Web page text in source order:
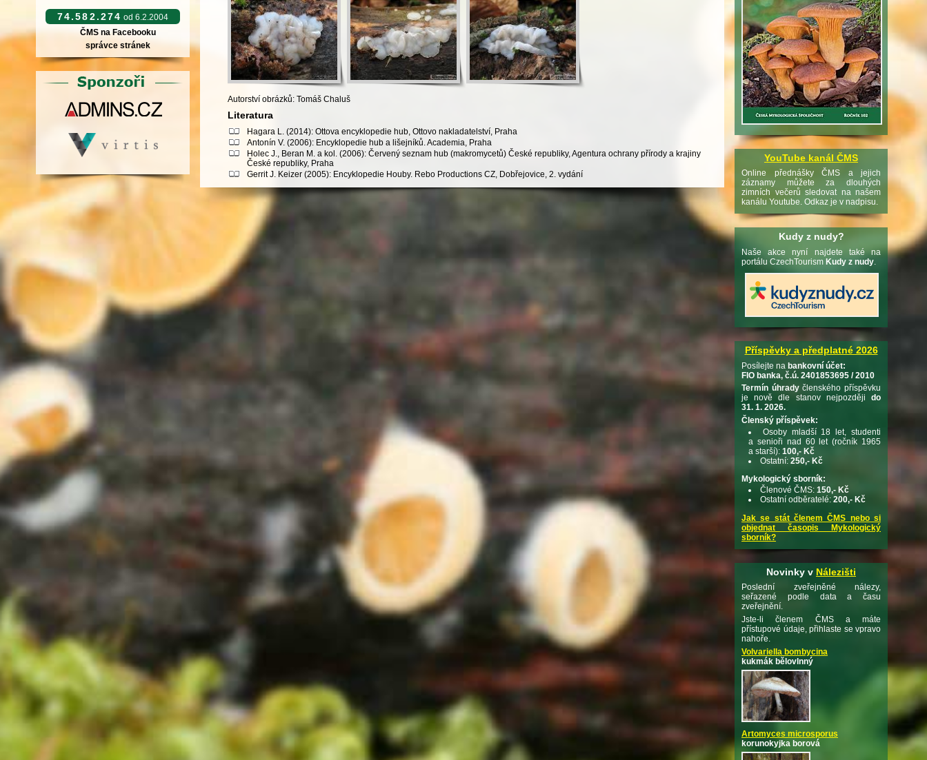
74.582.274 od 6.2.2004
ČMS na Facebooku
správce stránek
Autorství obrázků: Tomáš Chaluš
Literatura
Hagara L. (2014): Ottova encyklopedie hub, Ottovo nakladatelství, Praha
Antonín V. (2006): Encyklopedie hub a lišejníků. Academia, Praha
Holec J., Beran M. a kol. (2006): Červený seznam hub (makromycetů) České republiky, Agentura ochrany přírody a krajiny
České republiky, Praha
Gerrit J. Keizer (2005): Encyklopedie Houby. Rebo Productions CZ, Dobřejovice, 2. vydání
YouTube kanál ČMS
Online přednášky ČMS a jejich
záznamy můžete za dlouhých
zimních večerů sledovat na našem
kanálu Youtube. Odkaz je v nadpisu.
Kudy z nudy?
Naše akce nyní najdete také na
portálu CzechTourism Kudy z nudy
Příspěvky a předplatné 2026
Posílejte na bankovní účet:
FIO banka, č.ú. 2401853695 / 2010
Termín úhradyčlenského příspěvku
je nově dle stanov nejpozději do
31. 1. 2026.
Členský příspěvek:
Osoby mladší 18 let, studenti
a senioři nad 60 let (ročník 1965
a starší): 100,- Kč
Ostatní: 250,- Kč
Mykologický sborník:
Členové ČMS: 150,- Kč
Ostatní odběratelé: 200,- Kč
Jak se stát členem ČMS nebo si
objednat časopis Mykologický
sborník?
Novinky v Nálezišti
Poslední zveřejněné nálezy,
seřazené podle data a času
zveřejnění.
Jste-li členem ČMS a máte
přístupové údaje, přihlaste se vpravo
nahoře.
Volvariella bombycina
kukmák bělovlnný
Artomyces microsporus
korunokyjka borová